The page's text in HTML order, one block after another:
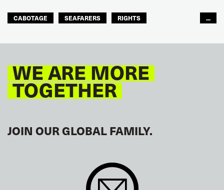
CABOTAGE SEAFARERS
RIGHTS
...
WE ARE MORE
TOGETHER
JOIN OUR GLOBAL FAMILY.